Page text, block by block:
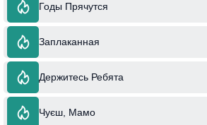
Годы Прячутся
Заплаканная
Держитесь Ребята
Чуєш, Мамо